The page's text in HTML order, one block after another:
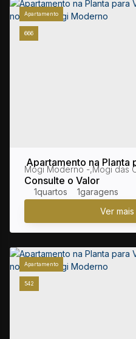
666
Apartamento
Apartamento na Planta
Cruzes / SP no
Consulte o Valor
Mogi Moderno ,Mogi das
1 1
542
Apartamento